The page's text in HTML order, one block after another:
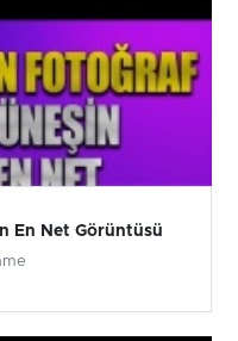
En Net Görüntüsü